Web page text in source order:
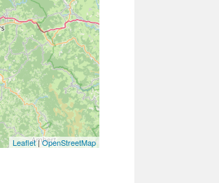
Leaflet|OpenStreetMap